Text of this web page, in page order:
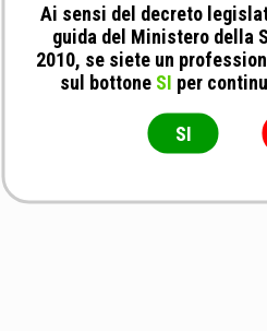
Ai sensi del decreto
guida del Ministero della
2010, se siete un
sul bottone SI per
SI